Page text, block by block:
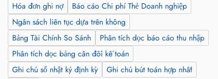
Hóa đơn ghi nợ
Báo cáo Chi phí Thẻ Doanh nghiệp
Ngân sách liên tục dựa trên không
Bảng Tài Chính So Sánh
Phân tích dọc báo cáo thu nhập
Phân tích dọc bảng cân đối kế toán
Ghi chú sổ nhật ký định kỳ
Ghi chú bút toán hợp nhất